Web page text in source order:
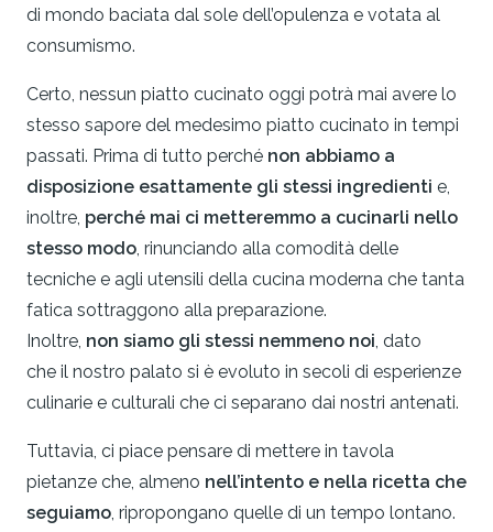
di mondo baciata dal sole dell’opulenza e votata al
consumismo.
Certo, nessun piatto cucinato oggi potrà mai avere lo
stesso sapore del medesimo piatto cucinato in tempi
passati. Prima di tutto perché non abbiamo a
disposizione esattamente gli stessi ingredienti e,
inoltre, perché mai ci metteremmo a cucinarli nello
stesso modo, rinunciando alla comodità delle
tecniche e agli utensili della cucina moderna che tanta
fatica sottraggono alla preparazione.
Inoltre, non siamo gli stessi nemmeno noi, dato
che il nostro palato si è evoluto in secoli di esperienze
culinarie e culturali che ci separano dai nostri antenati.
Tuttavia, ci piace pensare di mettere in tavola
pietanze che, almeno nell’intento e nella ricetta che
seguiamo, ripropongano quelle di un tempo lontano.